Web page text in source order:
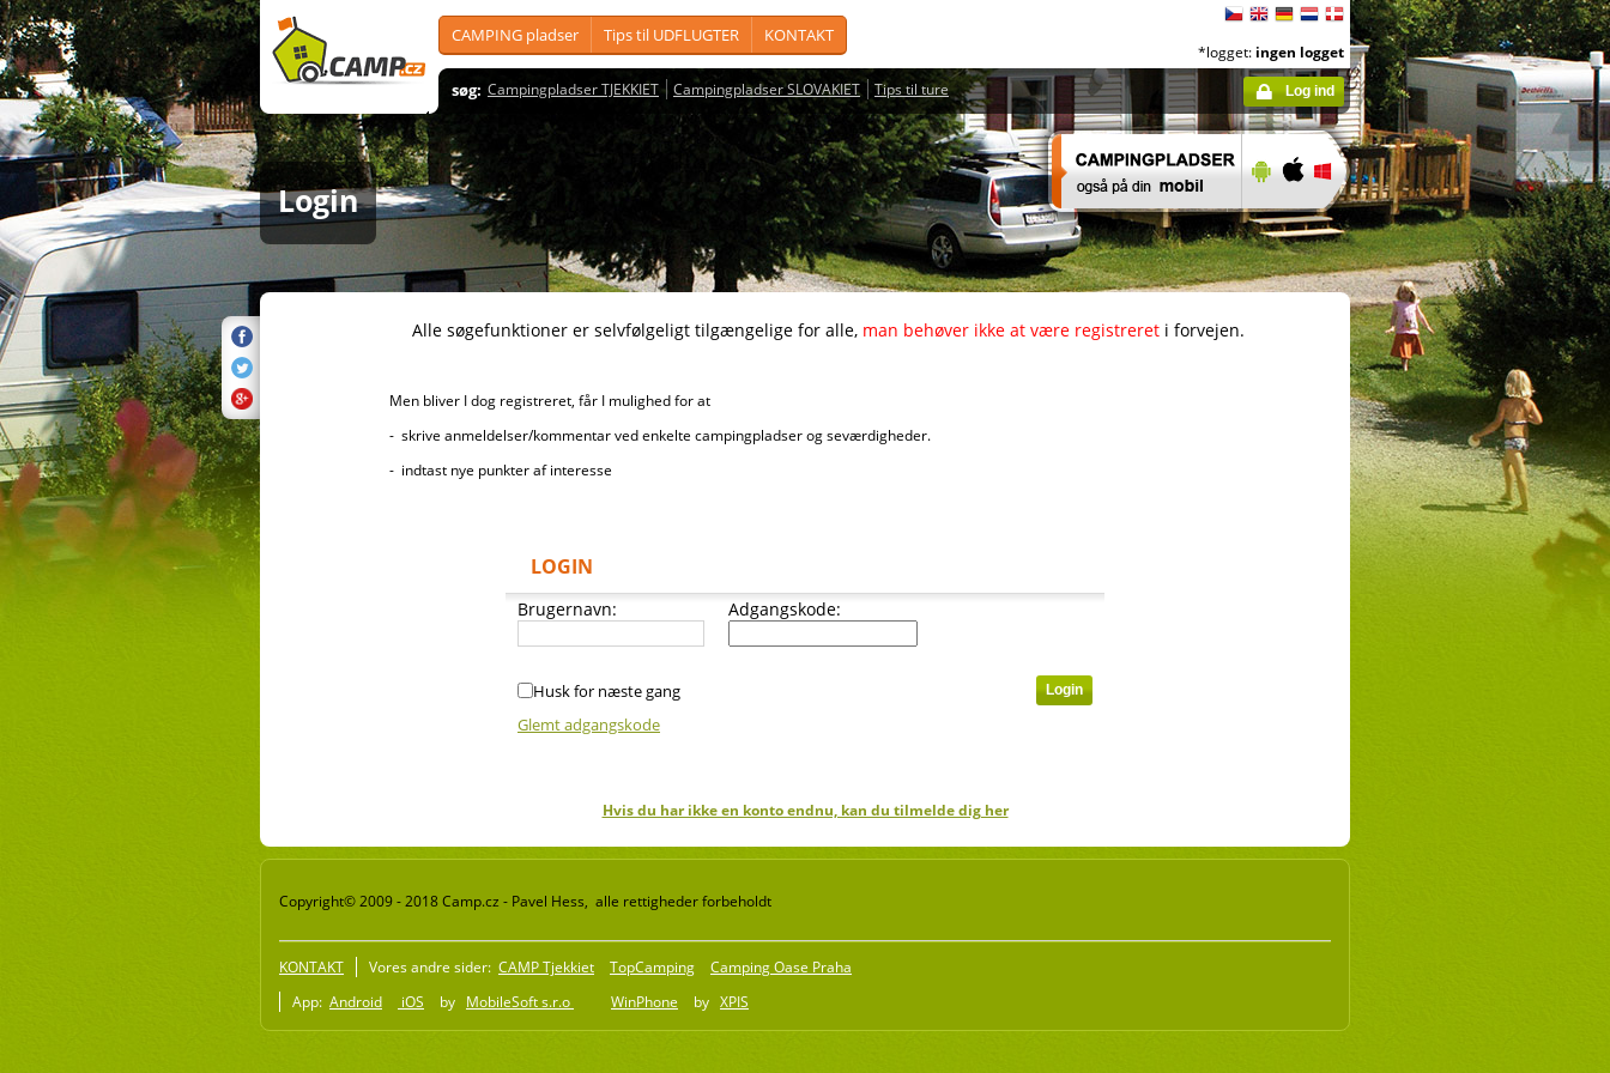
CAMPING pladser Tips til UDFLUGTER KONTAKT
søg: Campingpladser TJEKKIET Campingpladser SLOVAKIET Tips til ture
*logget: ingen logget
Log ind
Login
Alle søgefunktioner er selvfølgeligt tilgængelige for alle, man behøver ikke at være registreret i forvejen.
Men bliver I dog registreret, får I mulighed for at
- skrive anmeldelser/kommentar ved enkelte campingpladser og seværdigheder.
- indtast nye punkter af interesse
LOGIN
Brugernavn: Adgangskode:
Husk for næste gang
Glemt adgangskode
Hvis du har ikke en konto endnu, kan du tilmelde dig her
Copyright© 2009 - 2018 Camp.cz - Pavel Hess, alle rettigheder forbeholdt
KONTAKT Vores andre sider: CAMP Tjekkiet TopCamping
Camping Oase Praha
App: Android iOS by MobileSoft s.r.o WinPhone by XPIS